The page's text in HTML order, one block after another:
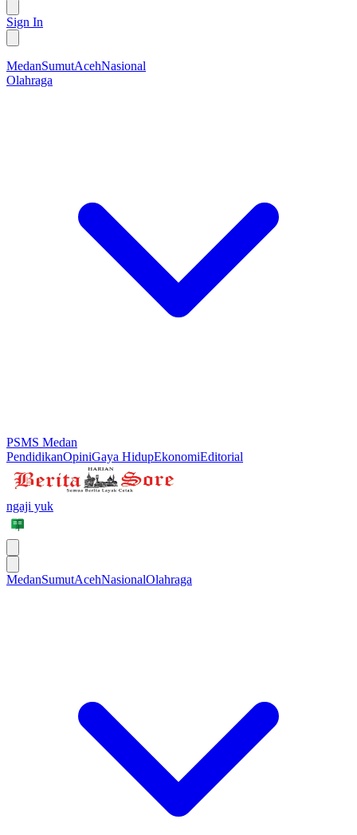
Sign In
MedanSumutAcehNasional
Olahraga
PSMS Medan
PendidikanOpiniGaya HidupEkonomiEditorial
ngaji yuk
MedanSumutAcehNasionalOlahraga